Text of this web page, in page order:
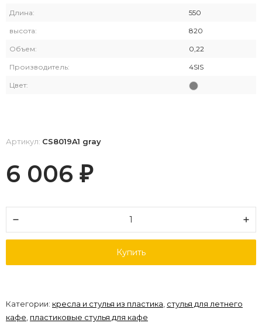
Длина: 550
высота: 820
Объем: 0,22
Производитель: 4SIS
Цвет:
Артикул: CS8019A1 gray
6 006 ₽
Купить
Категории: кресла и стулья из пластика, стулья для летнего
кафе, пластиковые стулья для кафе